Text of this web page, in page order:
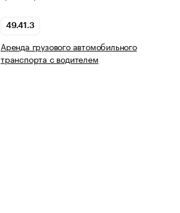
49.41.3
Аренда грузового автомобильного
транспорта с водителем